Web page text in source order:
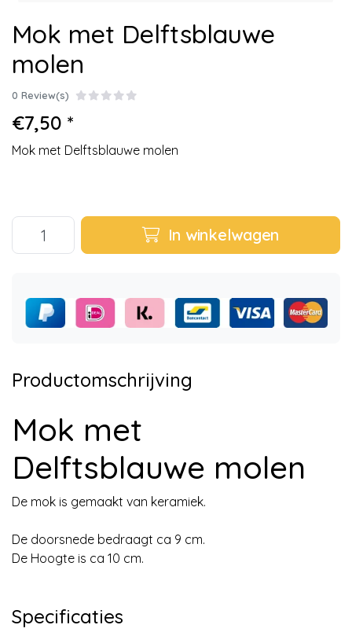
Mok met Delftsblauwe
molen
0 Review(s)
€7,50 *
Mok met Delftsblauwe molen
In winkelwagen
Productomschrijving
Mok met
Delftsblauwe molen
De mok is gemaakt van keramiek.
De doorsnede bedraagt ca 9 cm.
De Hoogte is ca 10 cm.
Specificaties